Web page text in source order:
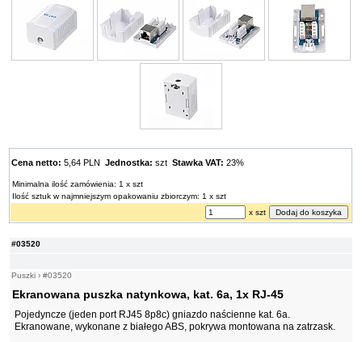
#03520
Puszki ›#03520
Ekranowana puszka natynkowa, kat. 6a, 1x RJ-45
Pojedyncze (jeden port RJ45 8p8c) gniazdo naścienne kat. 6a.
Ekranowane, wykonane z białego ABS, pokrywa montowana na zatrzask.
Cena netto: 5,64 PLNJednostka: sztStawka VAT: 23%
Minimalna ilość zamówienia: 1 x szt
Ilość sztuk w najmniejszym opakowaniu zbiorczym: 1 x szt
x szt